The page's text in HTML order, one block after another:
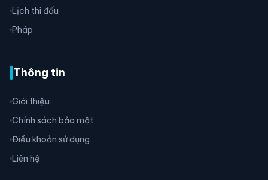
Lịch thi đấu
Pháp
Thông tin
Giới thiệu
Chính sách bảo mật
Điều khoản sử dụng
Liên hệ